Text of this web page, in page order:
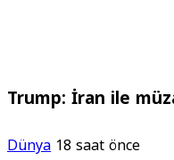
Trump: İran ile
Dünya 18 saat önce